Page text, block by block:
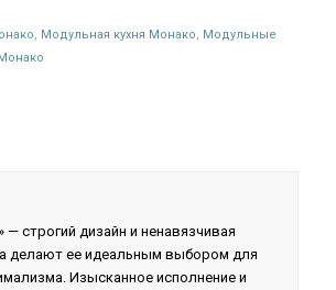
, Модульная кухня Монако, Модульные
— строгий дизайн и ненавязчивая
делают ее идеальным выбором для
Изысканное исполнение и